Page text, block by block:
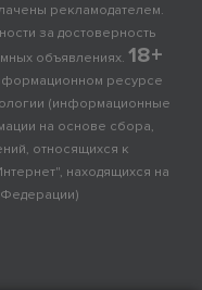
рекламодателем.
за достоверность
объявлениях. 18+
ресурсе
(информационные
на основе сбора,
относящихся к
находящихся на